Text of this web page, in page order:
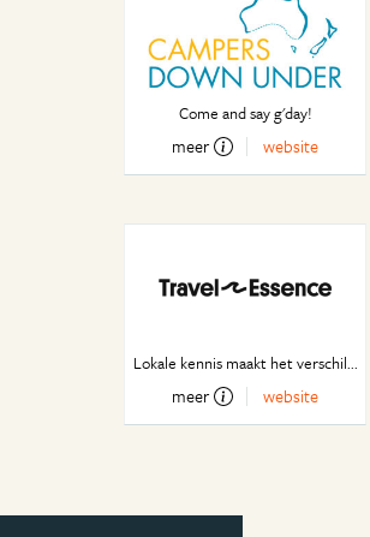
Come and say g'day!
meer website
Lokale kennis maakt het verschil...
meer website